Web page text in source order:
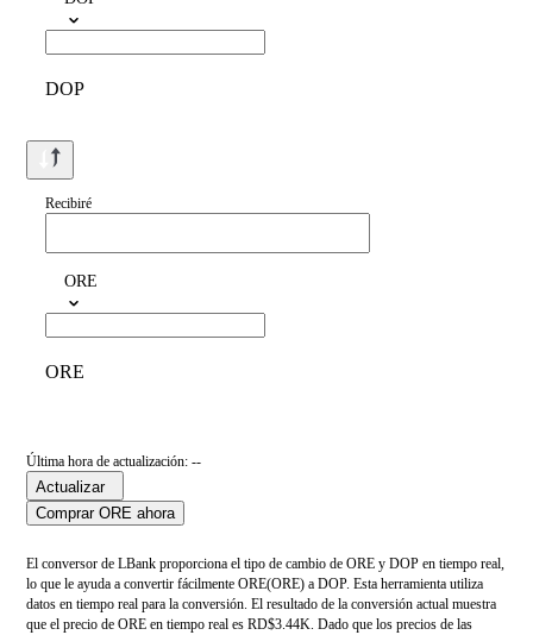
DOP
Recibiré
ORE
ORE
Última hora de actualización: --
Actualizar
Comprar ORE ahora
El conversor de LBank proporciona el tipo de cambio de ORE y DOP en tiempo real,
lo que le ayuda a convertir fácilmente ORE(ORE) a DOP. Esta herramienta utiliza
datos en tiempo real para la conversión. El resultado de la conversión actual muestra
que el precio de ORE en tiempo real es RD$3.44K. Dado que los precios de las